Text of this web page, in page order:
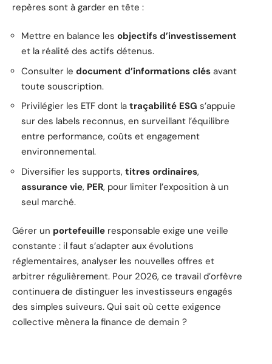
repères sont à garder en tête :
Mettre en balance les objectifs d’investissement
et la réalité des actifs détenus.
Consulter le document d’informations clés avant
toute souscription.
Privilégier les ETF dont la traçabilité ESG s’appuie
sur des labels reconnus, en surveillant l’équilibre
entre performance, coûts et engagement
environnemental.
Diversifier les supports, titres ordinaires,
assurance vie, PER, pour limiter l’exposition à un
seul marché.
Gérer un portefeuille responsable exige une veille
constante : il faut s’adapter aux évolutions
réglementaires, analyser les nouvelles offres et
arbitrer régulièrement. Pour 2026, ce travail d’orfèvre
continuera de distinguer les investisseurs engagés
des simples suiveurs. Qui sait où cette exigence
collective mènera la finance de demain ?